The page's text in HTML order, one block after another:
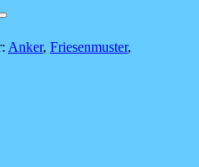
Anker, Friesenmuster,